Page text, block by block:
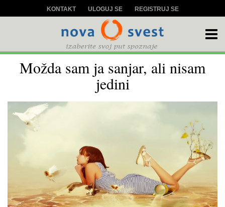
KONTAKT ULOGUJ SE REGISTRUJ SE
Možda sam ja sanjar, ali nisam
jedini